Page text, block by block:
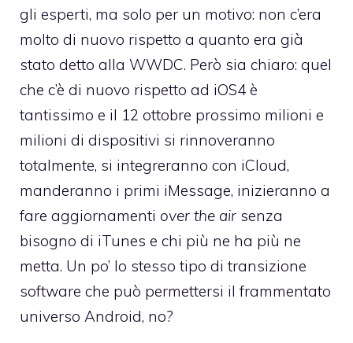
gli esperti, ma solo per un motivo: non c’era
molto di nuovo rispetto a quanto era già
stato detto alla WWDC. Però sia chiaro: quel
che c’è di nuovo rispetto ad iOS4 è
tantissimo e il 12 ottobre prossimo milioni e
milioni di dispositivi si rinnoveranno
totalmente, si integreranno con iCloud,
manderanno i primi iMessage, inizieranno a
fare aggiornamenti over the air senza
bisogno di iTunes e chi più ne ha più ne
metta. Un po’ lo stesso tipo di transizione
software che può permettersi il frammentato
universo Android, no?